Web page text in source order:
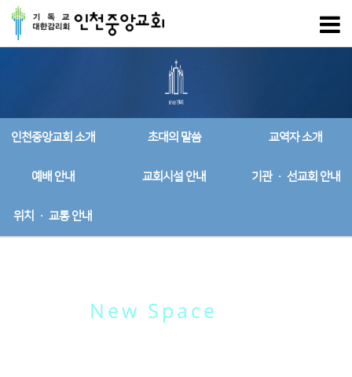
인천중앙교회 소개 초대의 말씀 교역자 소개
예배 안내 교회시설 안내 기관 · 선교회 안내
위치 · 교통 안내
New Space